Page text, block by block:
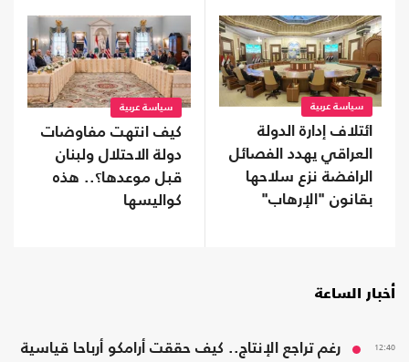
سياسة عربية
ائتلاف إدارة الدولة
العراقي يهدد الفصائل
الرافضة نزع سلاحها
بقانون "الإرهاب"
سياسة عربية
كيف انتهت مفاوضات
دولة الاحتلال ولبنان
قبل موعدها؟.. هذه
كواليسها
أخبار الساعة
12:40
رغم تراجع الإنتاج.. كيف حققت أرامكو أرباحا قياسية